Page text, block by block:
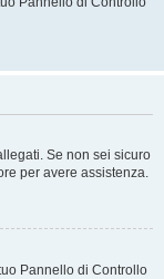
Se non sei sicuro
per avere assistenza.
Pannello di Controllo